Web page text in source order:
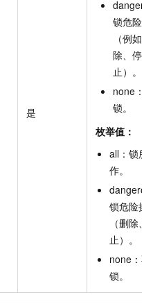
是
锁危险
（例如
除、停
止）。
none：
锁。
枚举值：
all ： 锁所
作。
锁危险操
（删除、
止） 。
none ：
锁。